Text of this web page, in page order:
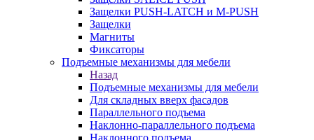
Защелки PUSH-LATCH и M-PUSH
Защелки
Магниты
Фиксаторы
Подъемные механизмы для мебели
Назад
Подъемные механизмы для мебели
Для складных вверх фасадов
Параллельного подъема
Наклонно-параллельного подъема
Наклонного подъема